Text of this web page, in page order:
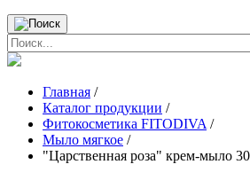
Главная /
Каталог продукции /
Фитокосметика FITODIVA /
Мыло мягкое /
"Царственная роза" крем-мыло